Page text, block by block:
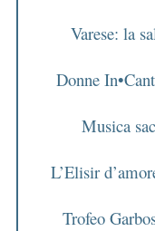
Varese: la
Donne
Musica
L’Elisir
Trofeo